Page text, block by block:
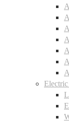
Electric